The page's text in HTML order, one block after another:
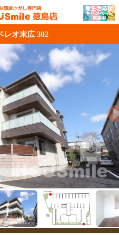
レオ末広 302